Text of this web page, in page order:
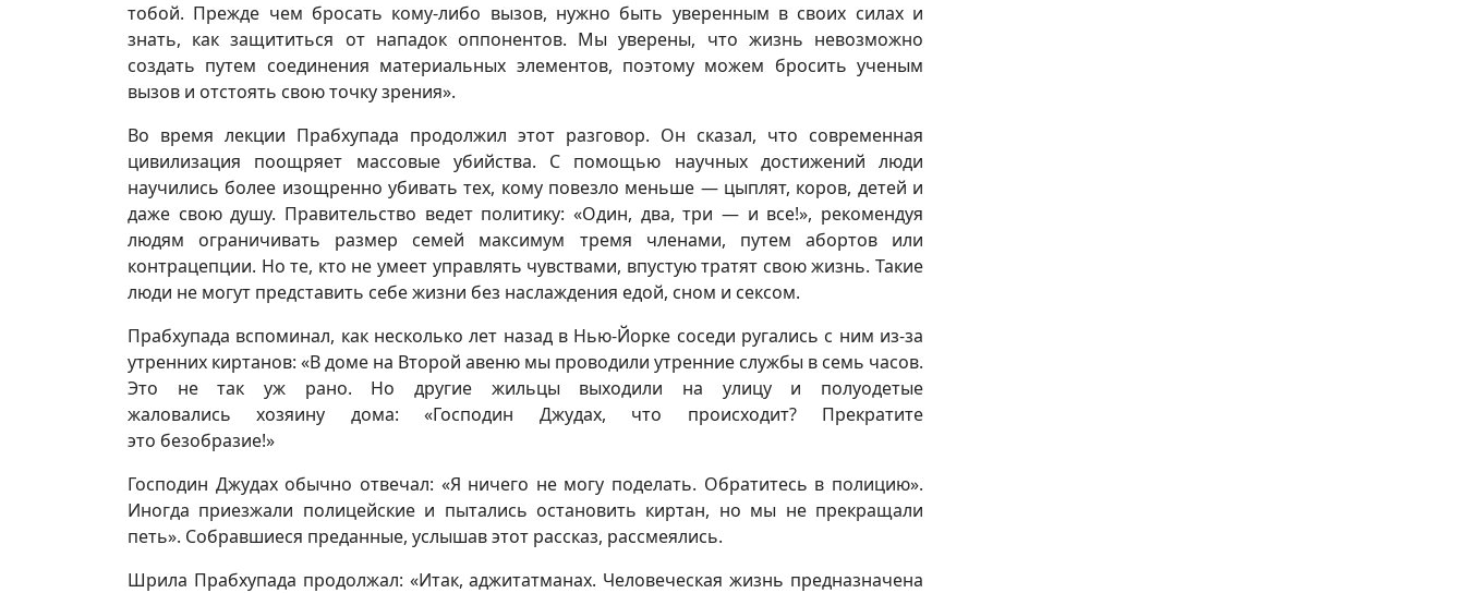
тобой. Прежде чем бросать кому-либо вызов, нужно быть уверенным в своих силах и
знать, как защититься от нападок оппонентов. Мы уверены, что жизнь невозможно
создать путем соединения материальных элементов, поэтому можем бросить ученым
вызов и отстоять свою точку зрения».
Во время лекции Прабхупада продолжил этот разговор. Он сказал, что современная
цивилизация поощряет массовые убийства. С помощью научных достижений люди
научились более изощренно убивать тех, кому повезло меньше — цыплят, коров, детей и
даже свою душу. Правительство ведет политику: «Один, два, три — и все!», рекомендуя
людям ограничивать размер семей максимум тремя членами, путем абортов или
контрацепции. Но те, кто не умеет управлять чувствами, впустую тратят свою жизнь. Такие
люди не могут представить себе жизни без наслаждения едой, сном и сексом.
Прабхупада вспоминал, как несколько лет назад в Нью-Йорке соседи ругались с ним из-за
утренних киртанов: «В доме на Второй авеню мы проводили утренние службы в семь часов.
Это не так уж рано. Но другие жильцы выходили на улицу и полуодетые
жаловались хозяину дома: «Господин Джудах, что происходит? Прекратите
это безобразие!»
Господин Джудах обычно отвечал: «Я ничего не могу поделать. Обратитесь в полицию».
Иногда приезжали полицейские и пытались остановить киртан, но мы не прекращали
петь». Собравшиеся преданные, услышав этот рассказ, рассмеялись.
Шрила Прабхупада продолжал: «Итак, аджитатманах. Человеческая жизнь предназначена